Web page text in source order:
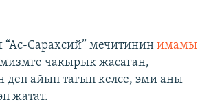
Сарахсий” мечитининимамы
чакырык жасаган,
деп айып тагып келсе, эми аны
жатат.